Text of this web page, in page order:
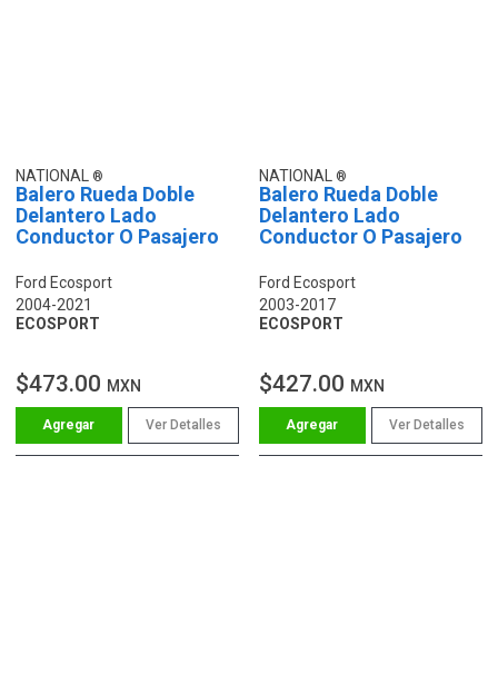
NATIONAL
Balero Rueda Doble
Delantero Lado
Conductor O Pasajero
Ford Ecosport
2004-2021
ECOSPORT
$473.00 MXN
Ver Detalles
NATIONAL
Balero Rueda Doble
Delantero Lado
Conductor O Pasajero
Ford Ecosport
2003-2017
ECOSPORT
$427.00 MXN
Ver Detalles